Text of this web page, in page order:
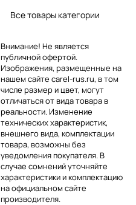
Все товары категории
Внимание! Не является
публичной офертой.
Изображения, размещенные на
нашем сайте carel-rus.ru, в том
числе размер и цвет, могут
отличаться от вида товара в
реальности. Изменение
технических характеристик,
внешнего вида, комплектации
товара, возможны без
уведомления покупателя. В
случае сомнений уточняйте
характеристики и комплектацию
на официальном сайте
производителя.